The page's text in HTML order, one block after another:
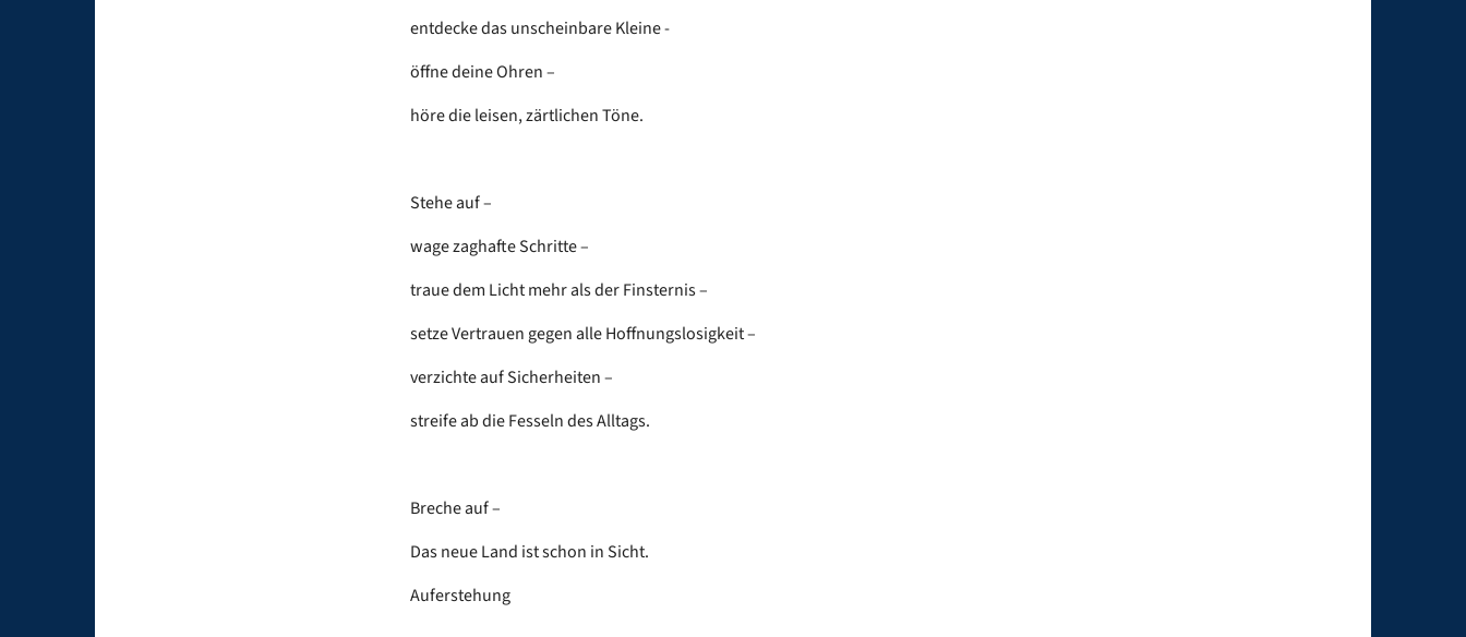
entdecke das unscheinbare Kleine -
öffne deine Ohren –
höre die leisen, zärtlichen Töne.
Stehe auf –
wage zaghafte Schritte –
traue dem Licht mehr als der Finsternis –
setze Vertrauen gegen alle Hoffnungslosigkeit –
verzichte auf Sicherheiten –
streife ab die Fesseln des Alltags.
Breche auf –
Das neue Land ist schon in Sicht.
Auferstehung